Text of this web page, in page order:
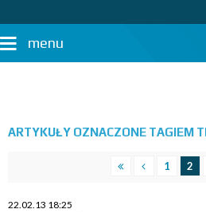
menu
ARTYKUŁY OZNACZONE TAGIEM
1 2
22.02.13 18:25